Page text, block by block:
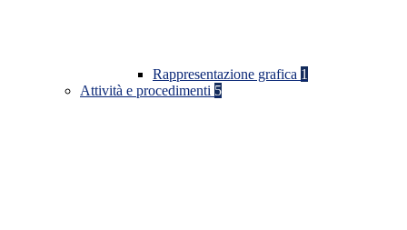
Rappresentazione grafica 1
Attività e procedimenti 5